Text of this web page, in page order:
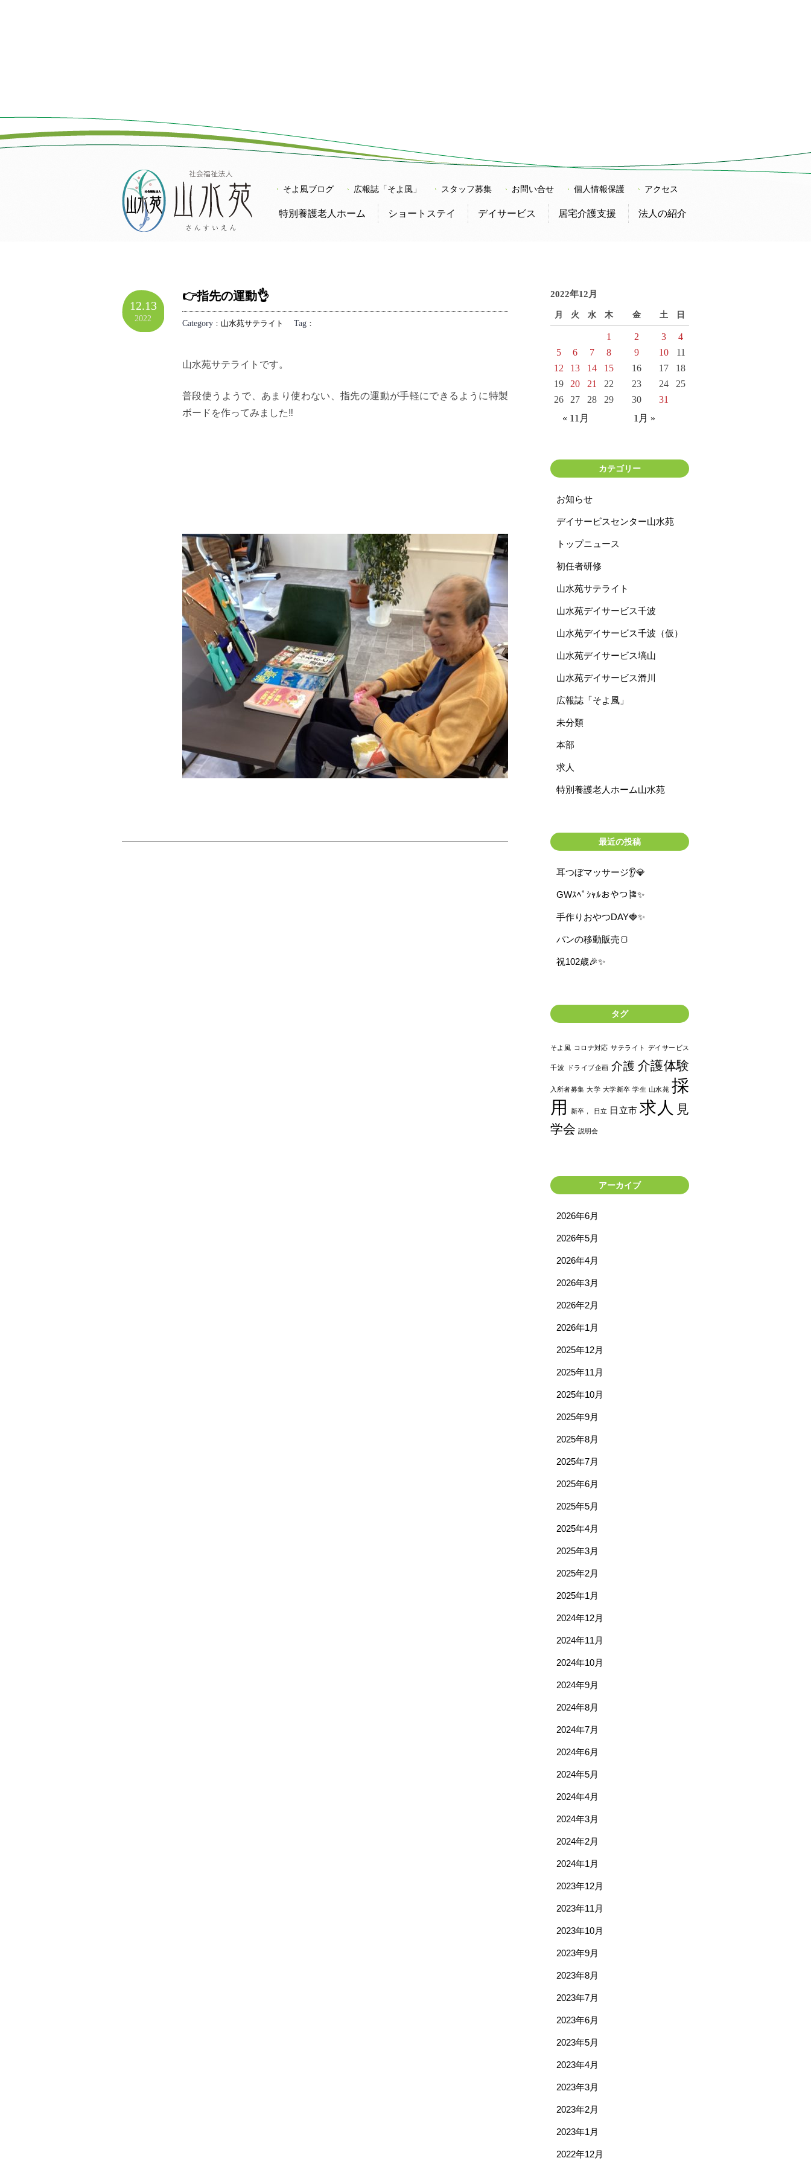
特別養護老人ホーム ショートステイ デイサービス 居宅介護支援 法人の紹介
そよ風ブログ 広報誌「そよ風」 スタッフ募集 お問い合せ 個人情報保護 アクセス
12.13
2022
👉指先の運動👌
Category ： 山水苑サテライト Tag ：
山水苑サテライトです。
普段使うようで、あまり使わない、指先の運動が手軽にできるように特製
ボードを作ってみました‼
2022年12月
月 火 水 木 金 土 日
« 11月 1月 »
1 2 3
4
5
6 7 8 9 10
11
12
13 14 15 16 17
18
19
20 21 22 23 24
25
26
27 28 29 30 31
カテゴリー
お知らせ
デイサービスセンター山水苑
トップニュース
初任者研修
山水苑サテライト
山水苑デイサービス千波
山水苑デイサービス千波（仮）
山水苑デイサービス塙山
山水苑デイサービス滑川
広報誌「そよ風」
未分類
本部
求人
特別養護老人ホーム山水苑
最近の投稿
耳つぼマッサージ👂💎
GWｽﾍﾟｼｬﾙおやつ🎏✨
手作りおやつDAY🍓✨
パンの移動販売🍞
祝102歳🎉✨
タグ
そよ風 コロナ対応 サテライト デイサービス
千波 ドライブ企画 介護 介護体験
入所者募集 大学 大学新卒 学生 山水苑 採
用
新卒， 日立 日立市 求人 見
学会 説明会
アーカイブ
2026年6月
2026年5月
2026年4月
2026年3月
2026年2月
2026年1月
2025年12月
2025年11月
2025年10月
2025年9月
2025年8月
2025年7月
2025年6月
2025年5月
2025年4月
2025年3月
2025年2月
2025年1月
2024年12月
2024年11月
2024年10月
2024年9月
2024年8月
2024年7月
2024年6月
2024年5月
2024年4月
2024年3月
2024年2月
2024年1月
2023年12月
2023年11月
2023年10月
2023年9月
2023年8月
2023年7月
2023年6月
2023年5月
2023年4月
2023年3月
2023年2月
2023年1月
2022年12月